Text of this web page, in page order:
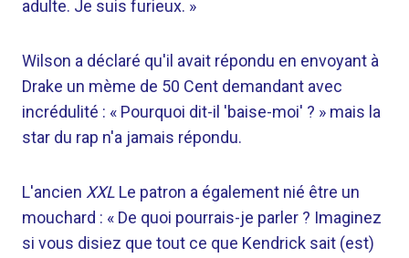
adulte. Je suis furieux. »
Wilson a déclaré qu'il avait répondu en envoyant à
Drake un mème de 50 Cent demandant avec
incrédulité : « Pourquoi dit-il 'baise-moi' ? » mais la
star du rap n'a jamais répondu.
L'ancien XXL Le patron a également nié être un
mouchard : « De quoi pourrais-je parler ? Imaginez
si vous disiez que tout ce que Kendrick sait (est)